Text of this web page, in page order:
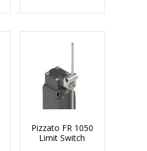
Pizzato FR 1050
Limit Switch